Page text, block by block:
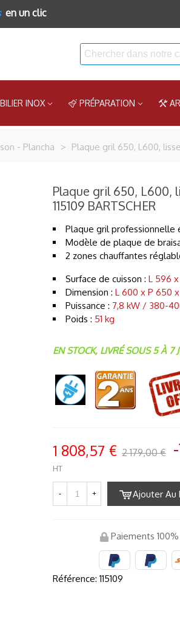
en un clic
INOX PRÉPARATION
- Plancha > Plaque gril 650, L600, lisse
Plaque gril 650, L600,
115109 BARTSCHER
Plaque gril professionnelle
Modèle de plaque de
2 zones chauffantes
Surface de cuisson : L 596
Dimension : L 600 x P 650
Puissance : 7,8 kW / 380-
Poids : 51 kg
EN STOCK, LIVRÉ SOUS 5 À 7
1 808,57 € 2 179,00 €
HT
- + Ajouter Au
Paiements
Référence: 115109